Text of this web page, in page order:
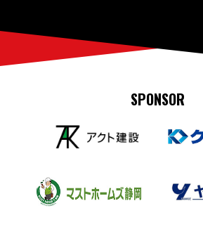
SPONSOR